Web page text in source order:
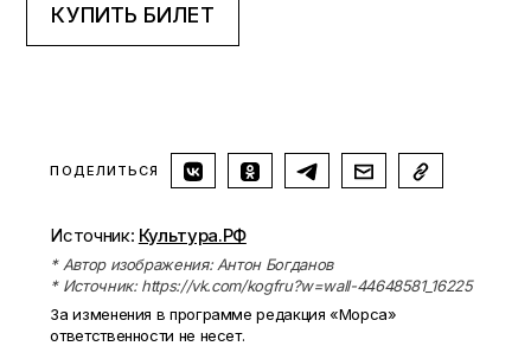
КУПИТЬ БИЛЕТ
ПОДЕЛИТЬСЯ
Источник: Культура.РФ
* Автор изображения: Антон Богданов
* Источник: https://vk.com/kogfru?w=wall-44648581_16225
За изменения в программе редакция «Морса»
ответственности не несет.